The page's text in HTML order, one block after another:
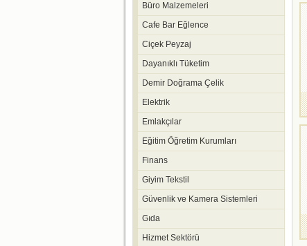
Büro Malzemeleri
Cafe Bar Eğlence
Ciçek Peyzaj
Dayanıklı Tüketim
Demir Doğrama Çelik
Elektrik
Emlakçılar
Eğitim Öğretim Kurumları
Finans
Giyim Tekstil
Güvenlik ve Kamera Sistemleri
Gıda
Hizmet Sektörü